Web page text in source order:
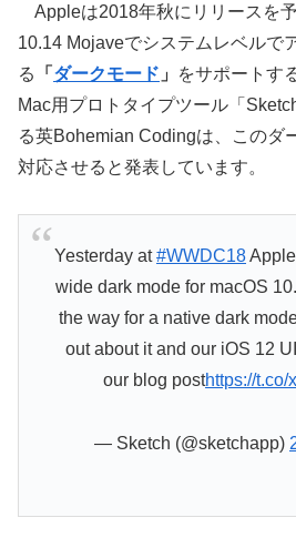
Appleは2018年秋にリリースを
10.14 Mojaveでシステムレベルで
る
「 ダークモード 」
をサポートす
Mac用プロトタイプツール「
る英Bohemian Codingは、このダ
対応させると発表しています。
Yesterday at#WWDC18
wide dark mode for macOS
the way for a native dark
out about it and our iOS 12
our blog posthttps://t.co/
— Sketch (@sketchapp)